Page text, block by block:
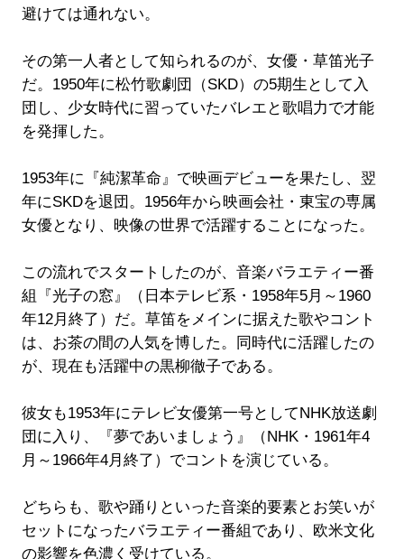
避けては通れない。
その第一人者として知られるのが、女優・草笛光子
だ。1950年に松竹歌劇団（SKD）の5期生として入
団し、少女時代に習っていたバレエと歌唱力で才能
を発揮した。
1953年に『純潔革命』で映画デビューを果たし、翌
年にSKDを退団。1956年から映画会社・東宝の専属
女優となり、映像の世界で活躍することになった。
この流れでスタートしたのが、音楽バラエティー番
組『光子の窓』（日本テレビ系・1958年5月～1960
年12月終了）だ。草笛をメインに据えた歌やコント
は、お茶の間の人気を博した。同時代に活躍したの
が、現在も活躍中の黒柳徹子である。
彼女も1953年にテレビ女優第一号としてNHK放送劇
団に入り、『夢であいましょう』（NHK・1961年4
月～1966年4月終了）でコントを演じている。
どちらも、歌や踊りといった音楽的要素とお笑いが
セットになったバラエティー番組であり、欧米文化
の影響を色濃く受けている。